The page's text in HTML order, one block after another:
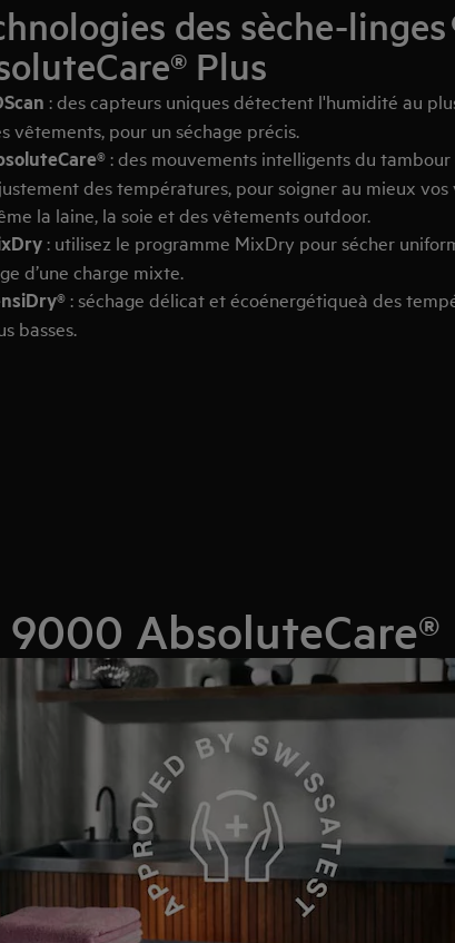
des sèche-
Plus
: des capteurs uniques détectent l'humidité au
vêtements, pour un séchage précis.
: des mouvements intelligents du
des températures, pour soigner au mieux vos
la laine, la soie et des vêtements outdoor.
: utilisez le programme MixDry pour sécher
d’une charge mixte.
: séchage délicat et écoénergétiqueà des
basses.
AbsoluteCare®